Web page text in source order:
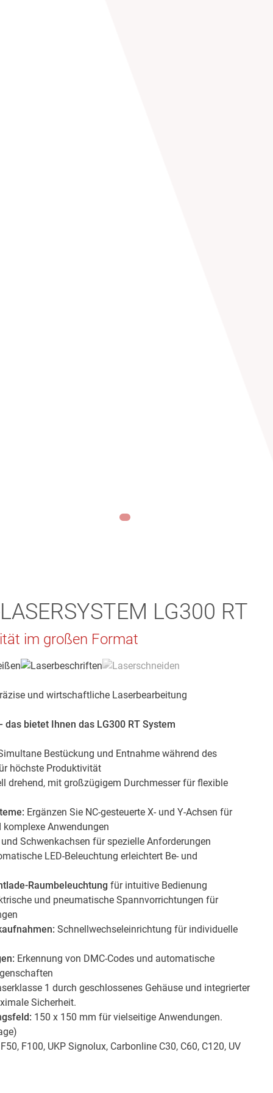
LG300 RT
im großen Format
und wirtschaftliche Laserbearbeitung
bietet Ihnen das LG300 RT System
Bestückung und Entnahme während des
höchste Produktivität
drehend, mit großzügigem Durchmesser für flexible
Ergänzen Sie NC-gesteuerte X- und Y-Achsen für
Anwendungen
und Schwenkachsen für spezielle Anforderungen
LED-Beleuchtung erleichtert Be- und
Raumbeleuchtung für intuitive Bedienung
und pneumatische Spannvorrichtungen für
Schnellwechseleinrichtung für individuelle
Erkennung von DMC-Codes und automatische
1 durch geschlossenes Gehäuse und integrierter
Sicherheit.
150 x 150 mm für vielseitige Anwendungen.
F100, UKP Signolux, Carbonline C30, C60, C120, UV